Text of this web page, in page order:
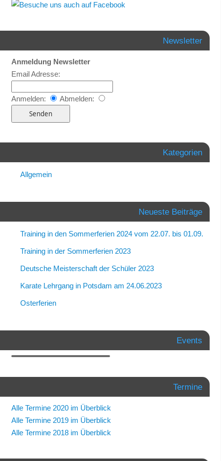
Newsletter
Anmeldung Newsletter
Email Adresse:
Anmelden: Abmelden:
Kategorien
Allgemein
Neueste Beiträge
Training in den Sommerferien 2024 vom 22.07. bis 01.09.
Training in der Sommerferien 2023
Deutsche Meisterschaft der Schüler 2023
Karate Lehrgang in Potsdam am 24.06.2023
Osterferien
Events
Termine
Alle Termine 2020 im Überblick
Alle Termine 2019 im Überblick
Alle Termine 2018 im Überblick